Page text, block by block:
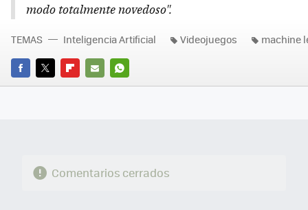
modo totalmente novedoso".
FACEBOOK
TWITTERFLIPBOARD
E-
WHATSAPP
TEMAS Inteligencia Artificial Videojuegos machine
Comentarios cerrados